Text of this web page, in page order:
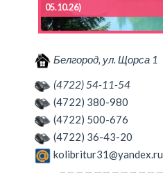
05.10.26)
Белгород, ул. Щорса 1
(4722) 54-11-54
(4722) 380-980
(4722) 500-676
(4722) 36-43-20
kolibritur31@yandex.ru